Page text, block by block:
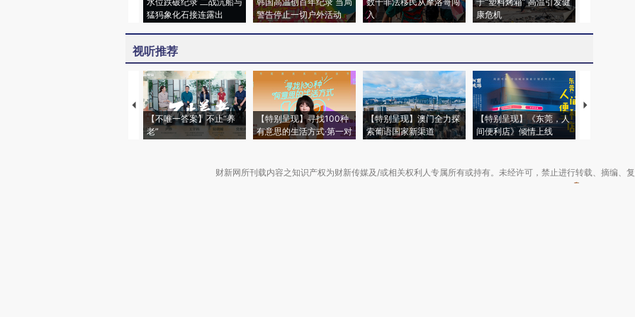
猛犸象化石接连露出
警告停止一切户外活动
入
康危机
视听推荐
【不唯一答案】不止“养
老”
【特别呈现】寻找100种
有意思的生活方式·第一对
【特别呈现】澳门全力探
索葡语国家新渠道
【特别呈现】《东莞，人
间便利店》倾情上线
【推广】走
财新网所刊载内容之知识产权为财新传媒及/或相关权利人专属所有或持有。未经许可，禁止进行转载、摘编、复